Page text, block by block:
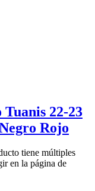
22-23
Rojo
tiene múltiples
en la página de